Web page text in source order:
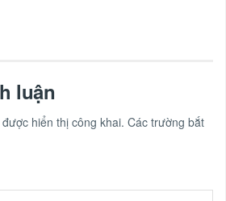
luận
hiển thị công khai. Các trường bắt